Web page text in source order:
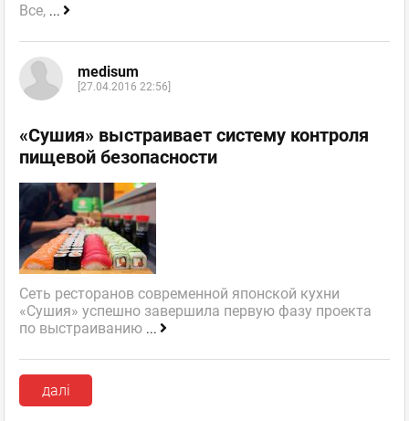
Все, ...
medisum
[27.04.2016 22:56]
«Сушия» выстраивает систему контроля
пищевой безопасности
Сеть ресторанов современной японской кухни
«Сушия» успешно завершила первую фазу проекта
по выстраиванию ...
далі